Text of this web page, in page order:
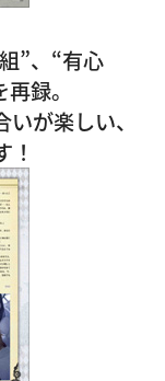
”、“有心
録。
が楽しい、